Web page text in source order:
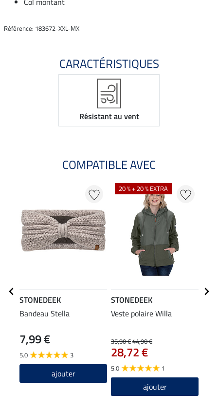
Référence: 183672-XXL-MX
CARACTÉRISTIQUES
Résistant au vent
COMPATIBLE AVEC
STONEDEEK
Bandeau Stella
7,99 €
5.0 3
ajouter
20 % + 20 % EXTRA
STONEDEEK
Veste polaire Willa
35,90 €44,90 €
28,72 €
5.0 1
ajouter